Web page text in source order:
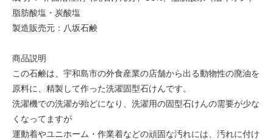
脂肪酸塩・炭酸塩
製造販売元：八坂石鹸
商品説明
この石鹸は、宇和島市の外食産業の店舗から出る動物性の廃油を
原料に、精製して作った洗濯固型石けんです。
洗濯機での洗濯が殆どになり、洗濯用の固型石けんの需要が少な
くなってますが
運動着やユニホーム・作業着などの頑固な汚れには、汚れに付け